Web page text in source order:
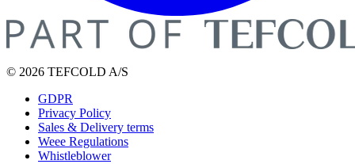
© 2026 TEFCOLD A/S
GDPR
Privacy Policy
Sales & Delivery terms
Weee Regulations
Whistleblower